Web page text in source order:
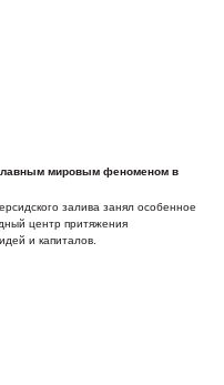
мировым феноменом в
залива занял особенное
центр притяжения
и капиталов.